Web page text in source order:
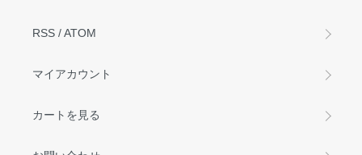
RSS /ATOM
マイアカウント
カートを見る